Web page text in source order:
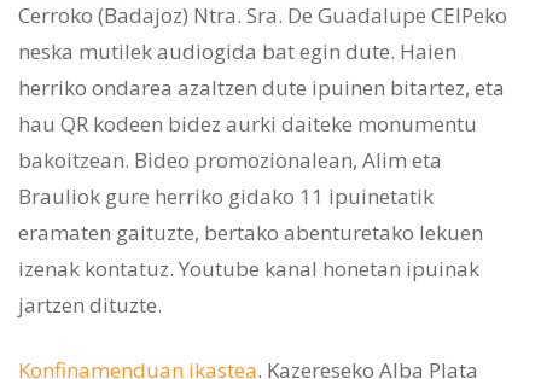
Cerroko (Badajoz) Ntra. Sra. De Guadalupe CEIPeko
neska mutilek audiogida bat egin dute. Haien
herriko ondarea azaltzen dute ipuinen bitartez, eta
hau QR kodeen bidez aurki daiteke monumentu
bakoitzean. Bideo promozionalean, Alim eta
Brauliok gure herriko gidako 11 ipuinetatik
eramaten gaituzte, bertako abenturetako lekuen
izenak kontatuz. Youtube kanal honetan ipuinak
jartzen dituzte.
Konfinamenduan ikastea. Kazereseko Alba Plata